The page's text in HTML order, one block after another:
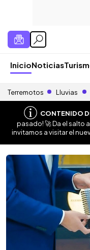
InicioNoticias
Terremotos Lluvias
CONTENIDO
pasado! 🚀 Da el salto
invitamos a visitar el